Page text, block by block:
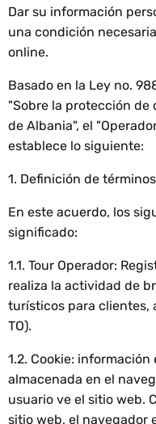
Dar su información
una condición
online.
Basado en la Ley no.
"Sobre la protección de
de Albania", el
establece lo siguiente:
1. Definición de términos
En este acuerdo, los
significado:
1.1. Tour Operador:
realiza la actividad de
turísticos para clientes,
TO).
1.2. Cookie:
almacenada en el
usuario ve el sitio web.
sitio web, el navegador